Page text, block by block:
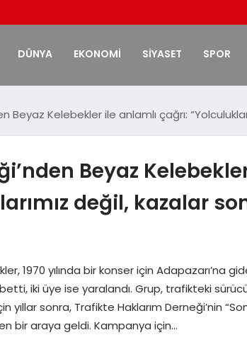
DÜNYA EKONOMİ SİYASET SPOR
Beyaz Kelebekler ile anlamlı çağrı:
Beyaz
değil, kazalar
1970 yılında bir konser için Adapazarı’na
iki üye ise yaralandı. Grup, trafikteki
sonra, Trafikte Haklarım Derneği’nin
bir araya geldi. Kampanya için…